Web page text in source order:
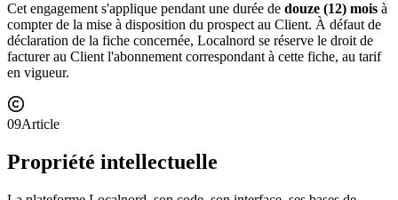
Cet engagement s'applique pendant une durée de douze (12) mois à
compter de la mise à disposition du prospect au Client. À défaut de
déclaration de la fiche concernée, Localnord se réserve le droit de
facturer au Client l'abonnement correspondant à cette fiche, au tarif
en vigueur.
09Article
Propriété intellectuelle